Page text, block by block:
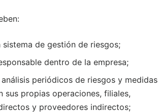
sistema de gestión de riesgos;
dentro de la empresa;
periódicos de riesgos y medidas
sus propias operaciones, filiales,
y proveedores indirectos;